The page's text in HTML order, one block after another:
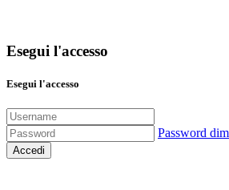
Esegui l'accesso
Esegui l'accesso
Password
Accedi